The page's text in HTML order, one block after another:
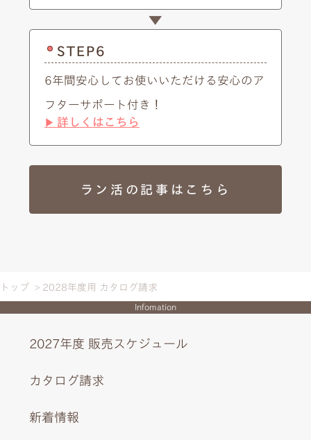
STEP6
6年間安心してお使いいただける安心のア
フターサポート付き！
▶︎ 詳しくはこちら
ラン活の記事はこちら
トップ 2028年度用 カタログ請求
Infomation
2027年度 販売スケジュール
カタログ請求
新着情報